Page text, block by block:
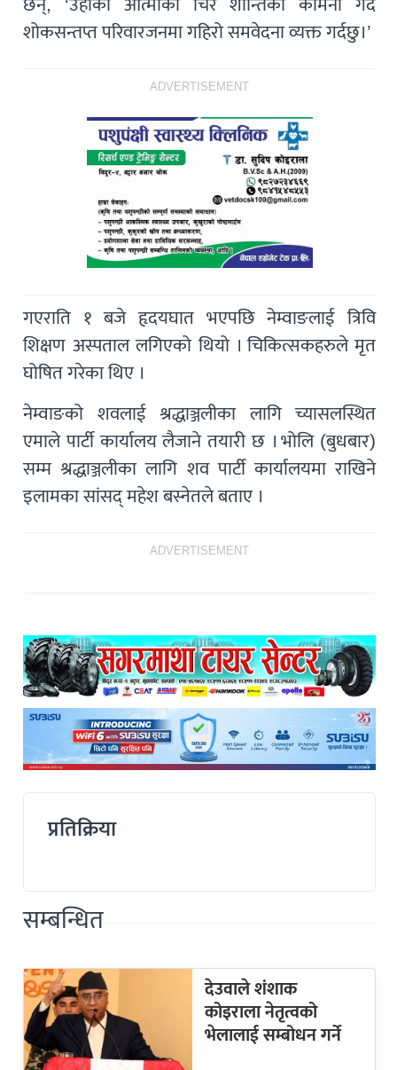
शोकसन्तप्त परिवारजनमा गहिरो समवेदना व्यक्त गर्दछु।’
ADVERTISEMENT
गएराति १ बजे हृदयघात भएपछि नेम्वाङलाई त्रिवि
शिक्षण अस्पताल लगिएको थियो । चिकित्सकहरुले मृत
घोषित गरेका थिए ।
नेम्वाङको शवलाई श्रद्धाञ्जलीका लागि च्यासलस्थित
एमाले पार्टी कार्यालय लैजाने तयारी छ । भोलि (बुधबार)
सम्म श्रद्धाञ्जलीका लागि शव पार्टी कार्यालयमा राखिने
इलामका सांसद् महेश बस्नेतले बताए ।
ADVERTISEMENT
प्रतिक्रिया
सम्बन्धित
देउवाले शंशाक
कोइराला नेतृत्वको
भेलालाई सम्बोधन गर्ने